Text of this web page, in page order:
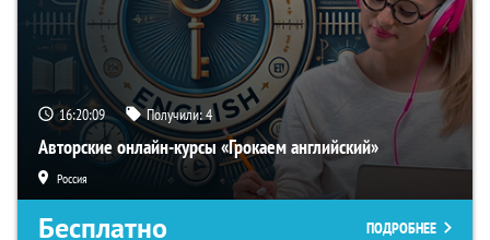
16:20:09 Получили:4
Авторские онлайн-курсы «Грокаем английский»
Россия
Бесплатно ПОДРОБНЕЕ